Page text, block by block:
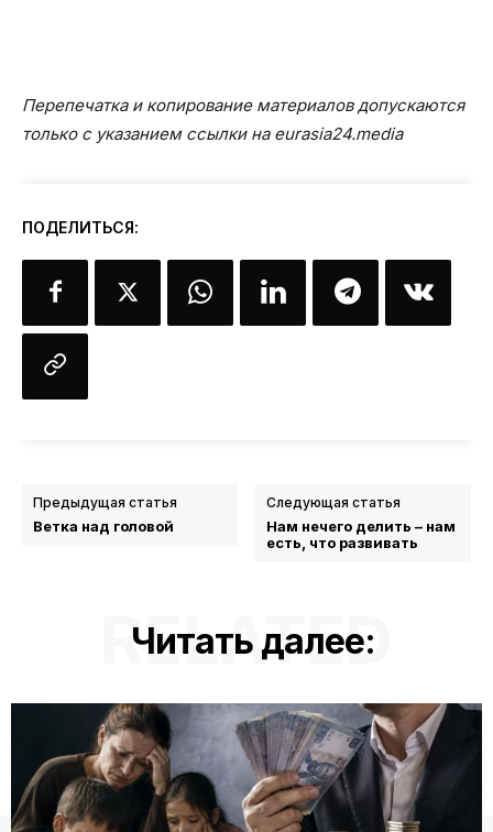
Перепечатка и копирование материалов допускаются
только с указанием ссылки на eurasia24.media
ПОДЕЛИТЬСЯ:
Предыдущая статья
Ветка над головой
Следующая статья
Нам нечего делить – нам
есть, что развивать
Читать далее:
RELATED